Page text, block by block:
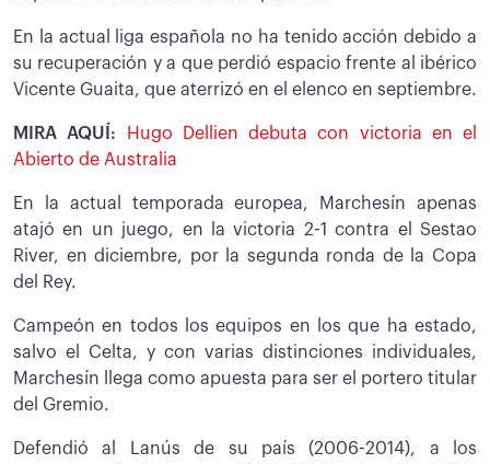
En la actual liga española no ha tenido acción debido a
su recuperación y a que perdió espacio frente al ibérico
Vicente Guaita, que aterrizó en el elenco en septiembre.
MIRA AQUÍ:
Hugo Dellien debuta con victoria en el
Abierto de Australia
En la actual temporada europea, Marchesín apenas
atajó en un juego, en la victoria 2-1 contra el Sestao
River, en diciembre, por la segunda ronda de la Copa
del Rey.
Campeón en todos los equipos en los que ha estado,
salvo el Celta, y con varias distinciones individuales,
Marchesín llega como apuesta para ser el portero titular
del Gremio.
Defendió al Lanús de su país (2006-2014), a los